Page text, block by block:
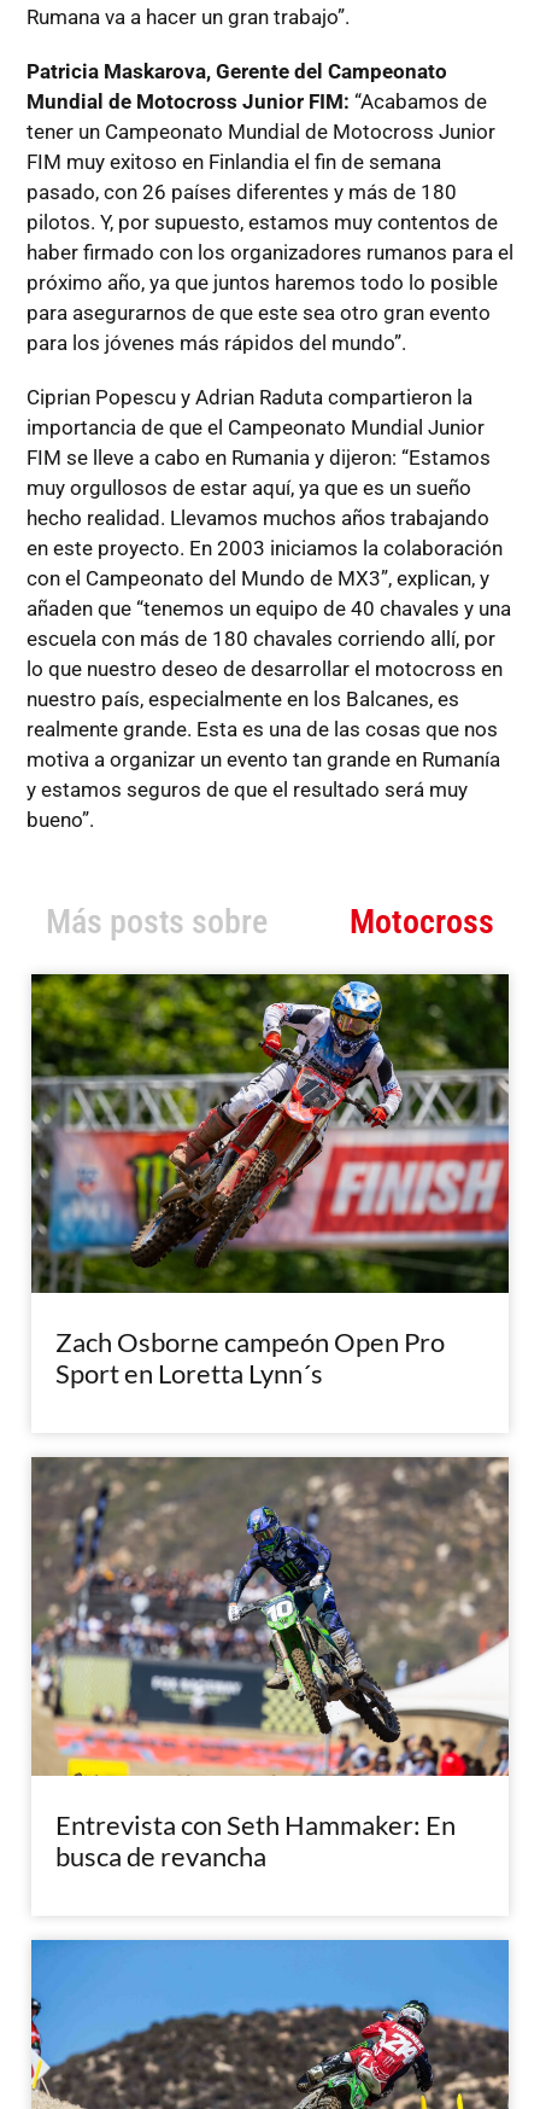
Rumana va a hacer un gran trabajo”.
Patricia Maskarova, Gerente del Campeonato
Mundial de Motocross Junior FIM: “Acabamos de
tener un Campeonato Mundial de Motocross Junior
FIM muy exitoso en Finlandia el fin de semana
pasado, con 26 países diferentes y más de 180
pilotos. Y, por supuesto, estamos muy contentos de
haber firmado con los organizadores rumanos para el
próximo año, ya que juntos haremos todo lo posible
para asegurarnos de que este sea otro gran evento
para los jóvenes más rápidos del mundo”.
Ciprian Popescu y Adrian Raduta compartieron la
importancia de que el Campeonato Mundial Junior
FIM se lleve a cabo en Rumania y dijeron: “Estamos
muy orgullosos de estar aquí, ya que es un sueño
hecho realidad. Llevamos muchos años trabajando
en este proyecto. En 2003 iniciamos la colaboración
con el Campeonato del Mundo de MX3”, explican, y
añaden que “tenemos un equipo de 40 chavales y una
escuela con más de 180 chavales corriendo allí, por
lo que nuestro deseo de desarrollar el motocross en
nuestro país, especialmente en los Balcanes, es
realmente grande. Esta es una de las cosas que nos
motiva a organizar un evento tan grande en Rumanía
y estamos seguros de que el resultado será muy
bueno”.
Más posts sobre Motocross
Zach Osborne campeón Open Pro
Sport en Loretta Lynn´s
Entrevista con Seth Hammaker: En
busca de revancha